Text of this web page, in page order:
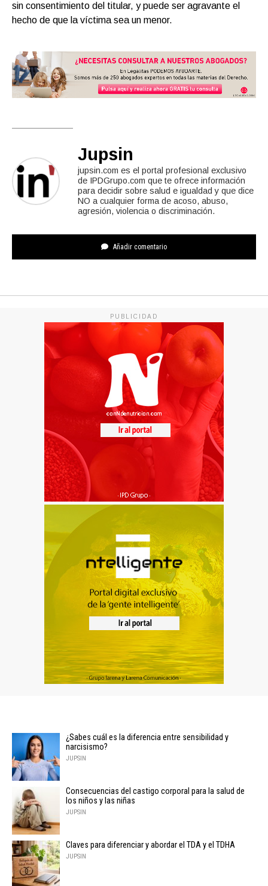
sin consentimiento del titular, y puede ser agravante el
hecho de que la víctima sea un menor.
Jupsin
jupsin.com es el portal profesional exclusivo
de IPDGrupo.com que te ofrece información
para decidir sobre salud e igualdad y que dice
NO a cualquier forma de acoso, abuso,
agresión, violencia o discriminación.
Añadir comentario
PUBLICIDAD
¿Sabes cuál es la diferencia entre sensibilidad y
narcisismo?
JUPSIN
Consecuencias del castigo corporal para la salud de
los niños y las niñas
JUPSIN
Claves para diferenciar y abordar el TDA y el TDHA
JUPSIN